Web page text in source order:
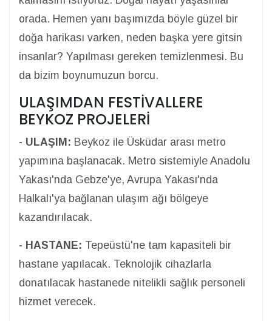
orada. Hemen yanı başımızda böyle güzel bir
doğa harikası varken, neden başka yere gitsin
insanlar? Yapılması gereken temizlenmesi. Bu
da bizim boynumuzun borcu.
ULAŞIMDAN FESTİVALLERE
BEYKOZ PROJELERİ
- ULAŞIM: Beykoz ile Üsküdar arası metro
yapımına başlanacak. Metro sistemiyle Anadolu
Yakası'nda Gebze'ye, Avrupa Yakası'nda
Halkalı'ya bağlanan ulaşım ağı bölgeye
kazandırılacak.
- HASTANE: Tepeüstü'ne tam kapasiteli bir
hastane yapılacak. Teknolojik cihazlarla
donatılacak hastanede nitelikli sağlık personeli
hizmet verecek.